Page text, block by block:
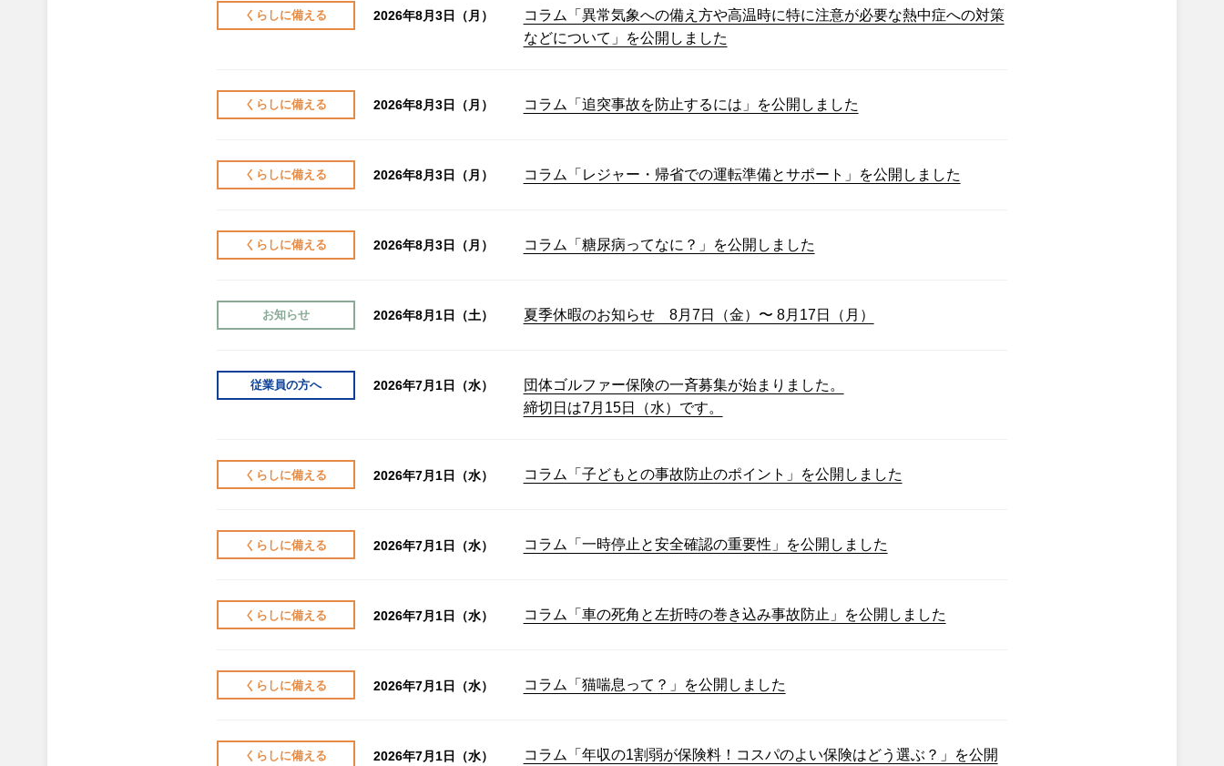
くらしに備える 2026年8月3日（月）
コラム「異常気象への備え方や高温時に特に注意が必要な熱中症への対策
などについて」を公開しました
くらしに備える 2026年8月3日（月） コラム「追突事故を防止するには」を公開しました
くらしに備える 2026年8月3日（月） コラム「レジャー・帰省での運転準備とサポート」を公開しました
くらしに備える 2026年8月3日（月） コラム「糖尿病ってなに？」を公開しました
お知らせ 2026年8月1日（土） 夏季休暇のお知らせ 8月7日（金）〜 8月17日（月）
従業員の方へ 2026年7月1日（水）
団体ゴルファー保険の一斉募集が始まりました。
締切日は7月15日（水）です。
くらしに備える 2026年7月1日（水） コラム「子どもとの事故防止のポイント」を公開しました
くらしに備える 2026年7月1日（水） コラム「一時停止と安全確認の重要性」を公開しました
くらしに備える 2026年7月1日（水） コラム「車の死角と左折時の巻き込み事故防止」を公開しました
くらしに備える 2026年7月1日（水） コラム「猫喘息って？」を公開しました
くらしに備える 2026年7月1日（水）
コラム「年収の1割弱が保険料！コスパのよい保険はどう選ぶ？」を公開